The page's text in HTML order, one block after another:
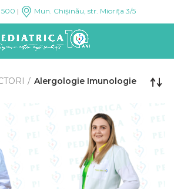
500 | Mun. Chișinău, str. Miorița 3/5
Alergologie Imunologie